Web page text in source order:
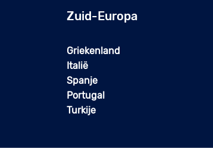
Zuid-Europa
Griekenland
Italië
Spanje
Portugal
Turkije